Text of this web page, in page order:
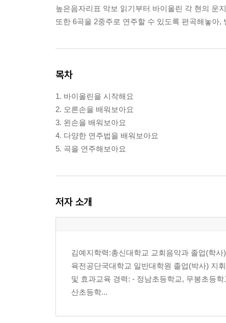
높은음자리표 악보 읽기부터 바이올린 각 현의 운
또한 6곡을 2중주로 연주할 수 있도록 편곡해놓아
목차
1. 바이올린을 시작해요
2. 오른손을 배워보아요
3. 왼손을 배워보아요
4. 다양한 연주법을 배워보아요
5. 곡을 연주해보아요
저자 소개
김예지학력:총신대학교 교회음악과 졸업(학
육전공단국대학교 일반대학원 졸업(박사) 지
및 효과교육 경력: - 정남초등학교, 무봉초등
산초등학...